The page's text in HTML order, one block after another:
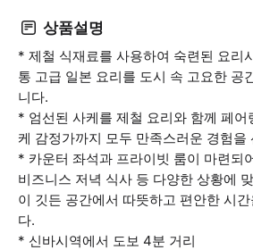
상품설명
* 제철 식재료를 사용하여 숙련된 요리
통 고급 일본 요리를 도시 속 고요한 공
니다.
* 엄선된 사케를 제철 요리와 함께 페
케 감정가까지 모두 만족스러운 경험을
* 카운터 좌석과 프라이빗 룸이 마련되
비즈니스 저녁 식사 등 다양한 상황에
이 깃든 공간에서 따뜻하고 편안한 시
다.
* 신바시역에서 도보 4분 거리